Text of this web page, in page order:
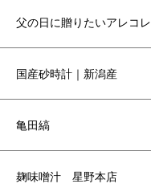
父の日に贈りたいアレコレ
国産砂時計｜新潟産
亀田縞
麹味噌汁 星野本店